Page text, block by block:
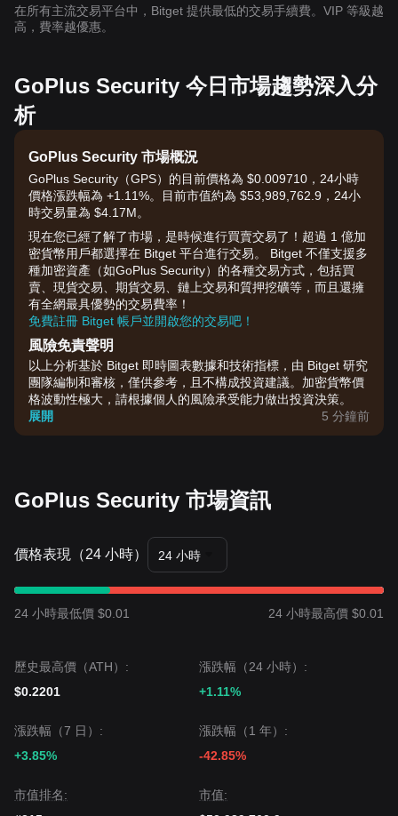
在所有主流交易平台中，Bitget 提供最低的交易手續費。VIP 等級越
高，費率越優惠。
GoPlus Security 今日市場趨勢深入分
析
GoPlus Security 市場概況
GoPlus Security（GPS）的目前價格為 $0.009710，24小時
價格漲跌幅為 +1.11%。目前市值約為 $53,989,762.9，24小
時交易量為 $4.17M。
現在您已經了解了市場，是時候進行買賣交易了！超過 1 億加
密貨幣用戶都選擇在 Bitget 平台進行交易。 Bitget 不僅支援多
種加密資產（如GoPlus Security）的各種交易方式，包括買
賣、現貨交易、期貨交易、鏈上交易和質押挖礦等，而且還擁
有全網最具優勢的交易費率！
免費註冊 Bitget 帳戶並開啟您的交易吧！
風險免責聲明
以上分析基於 Bitget 即時圖表數據和技術指標，由 Bitget 研究
團隊編制和審核，僅供參考，且不構成投資建議。加密貨幣價
格波動性極大，請根據個人的風險承受能力做出投資決策。
展開
5 分鐘前
GoPlus Security 市場資訊
價格表現（24 小時） 24 小時
24 小時最低價 $0.01 24 小時最高價 $0.01
歷史最高價（ATH）:
$0.2201
漲跌幅（24 小時）:
+1.11%
漲跌幅（7 日）:
+3.85%
漲跌幅（1 年）:
-42.85%
市值排名:
市值: